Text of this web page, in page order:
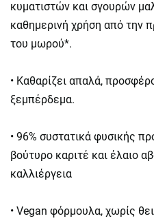
κυματιστών και σγουρών
καθημερινή χρήση από την
του μωρού*.
• Καθαρίζει απαλά,
ξεμπέρδεμα.
• 96% συστατικά φυσικής
βούτυρο καριτέ και έλαιο
καλλιέργεια
• Vegan φόρμουλα, χωρίς